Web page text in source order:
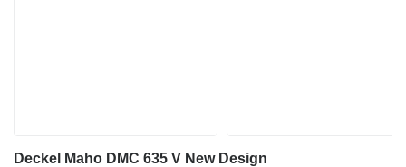
Deckel Maho DMC 635 V New Design